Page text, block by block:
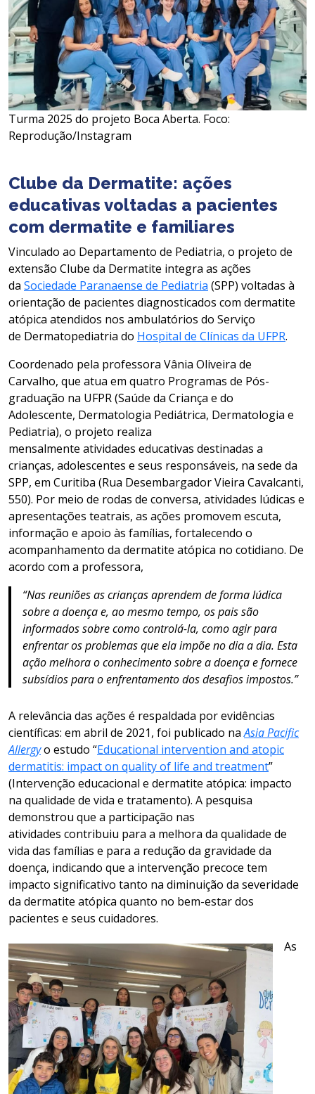
Turma 2025 do projeto Boca Aberta. Foco:
Reprodução/Instagram
Clube da Dermatite: ações
educativas voltadas a pacientes
com dermatite e familiares
Vinculado ao Departamento de Pediatria, o projeto de
extensão Clube da Dermatite integra as ações
da Sociedade Paranaense de Pediatria (SPP) voltadas à
orientação de pacientes diagnosticados com dermatite
atópica atendidos nos ambulatórios do Serviço
de Dermatopediatria do Hospital de Clínicas da UFPR.
Coordenado pela professora Vânia Oliveira de
Carvalho, que atua em quatro Programas de Pós-
graduação na UFPR (Saúde da Criança e do
Adolescente, Dermatologia Pediátrica, Dermatologia e
Pediatria), o projeto realiza
mensalmente atividades educativas destinadas a
crianças, adolescentes e seus responsáveis, na sede da
SPP, em Curitiba (Rua Desembargador Vieira Cavalcanti,
550). Por meio de rodas de conversa, atividades lúdicas e
apresentações teatrais, as ações promovem escuta,
informação e apoio às famílias, fortalecendo o
acompanhamento da dermatite atópica no cotidiano. De
acordo com a professora,
“Nas reuniões as crianças aprendem de forma lúdica
sobre a doença e, ao mesmo tempo, os pais são
informados sobre como controlá-la, como agir para
enfrentar os problemas que ela impõe no dia a dia. Esta
ação melhora o conhecimento sobre a doença e fornece
subsídios para o enfrentamento dos desafios impostos.”
A relevância das ações é respaldada por evidências
científicas: em abril de 2021, foi publicado naAsia Pacific
Allergyo estudo “Educational intervention and atopic
dermatitis: impact on quality of life and treatment”
(Intervenção educacional e dermatite atópica: impacto
na qualidade de vida e tratamento). A pesquisa
demonstrou que a participação nas
atividades contribuiu para a melhora da qualidade de
vida das famílias e para a redução da gravidade da
doença, indicando que a intervenção precoce tem
impacto significativo tanto na diminuição da severidade
da dermatite atópica quanto no bem-estar dos
pacientes e seus cuidadores.
As